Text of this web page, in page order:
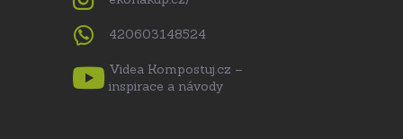
420603148524
Videa Kompostuj.cz –
inspirace a návody